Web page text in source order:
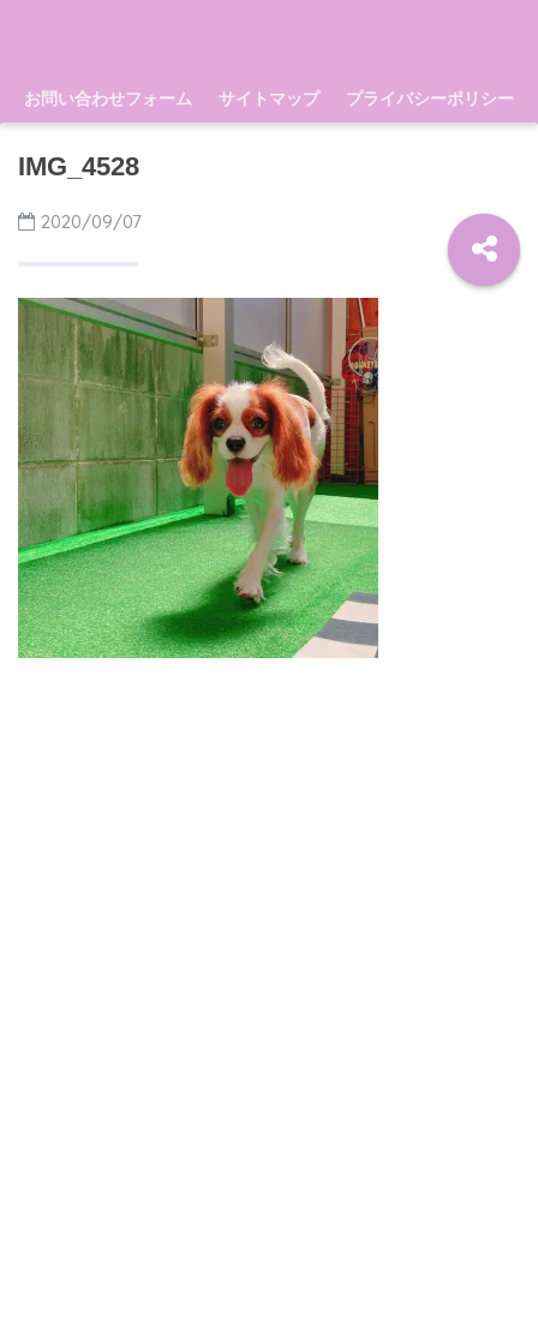
お問い合わせフォーム サイトマップ プライバシーポリシー
IMG_4528
2020/09/07